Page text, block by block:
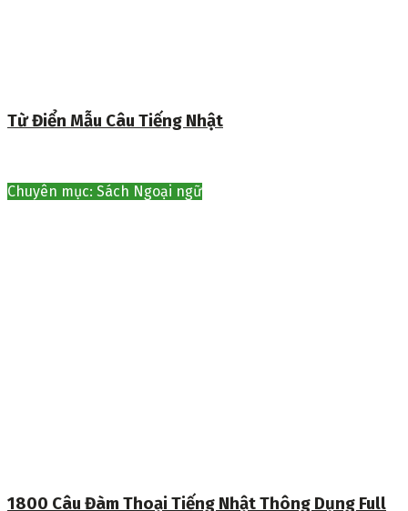
Từ Điển Mẫu Câu Tiếng Nhật
Chuyên mục: Sách Ngoại ngữ
1800 Câu Đàm Thoại Tiếng Nhật Thông Dụng Full